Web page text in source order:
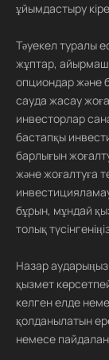
ұйымдастыру
Тәуекел туралы
жұптар,
опциондар және
сауда жасау
инвесторлар
бастапқы
барлығын
және жоғалтуға
бұрын, мұндай
толық
Назар
қызмет
келген елде
қолданылатын
немесе